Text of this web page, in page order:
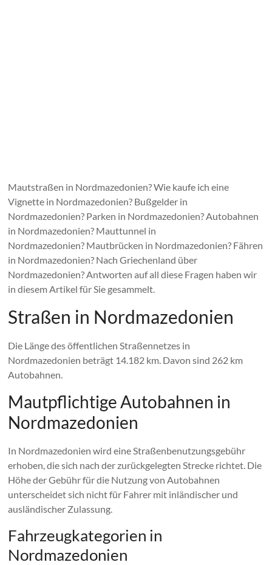
Mautstraßen in Nordmazedonien? Wie kaufe ich eine
Vignette in Nordmazedonien? Bußgelder in
Nordmazedonien? Parken in Nordmazedonien? Autobahnen
in Nordmazedonien? Mauttunnel in
Nordmazedonien? Mautbrücken in Nordmazedonien? Fähren
in Nordmazedonien? Nach Griechenland über
Nordmazedonien? Antworten auf all diese Fragen haben wir
in diesem Artikel für Sie gesammelt.
Straßen in Nordmazedonien
Die Länge des öffentlichen Straßennetzes in
Nordmazedonien beträgt 14.182 km. Davon sind 262 km
Autobahnen.
Mautpflichtige Autobahnen in
Nordmazedonien
In Nordmazedonien wird eine Straßenbenutzungsgebühr
erhoben, die sich nach der zurückgelegten Strecke richtet. Die
Höhe der Gebühr für die Nutzung von Autobahnen
unterscheidet sich nicht für Fahrer mit inländischer und
ausländischer Zulassung.
Fahrzeugkategorien in
Nordmazedonien